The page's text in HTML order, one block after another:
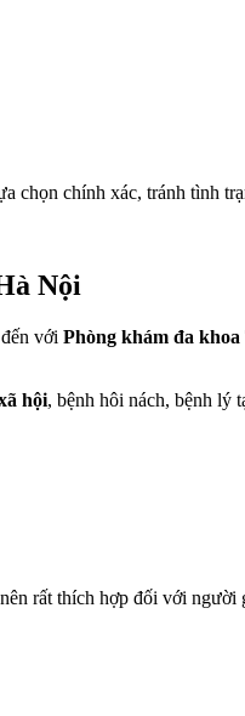
chọn chính xác, tránh tình
Nội
với Phòng khám đa
hội, bệnh hôi nách, bệnh lý
rất thích hợp đối với người